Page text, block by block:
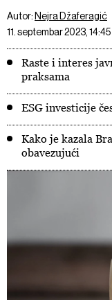
Autor: Nejra Džaferagić
11. septembar 2023, 14:45
Raste i interes
praksama
ESG investicije
Kako je kazala
obavezujući